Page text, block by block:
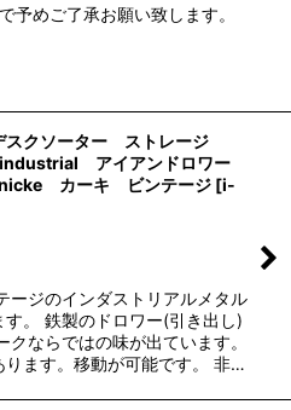
予めご了承お願い致します。
クソーター ストレージ
アイアンドロワー
カーキ ビンテージ [i-
ージのインダストリアルメタル
す。 鉄製のドロワー(引き出し)
クならではの味が出ています。
ります。移動が可能です。 非…